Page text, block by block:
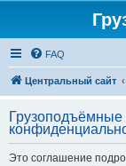
FAQ
Центральный сайт
Это соглашение